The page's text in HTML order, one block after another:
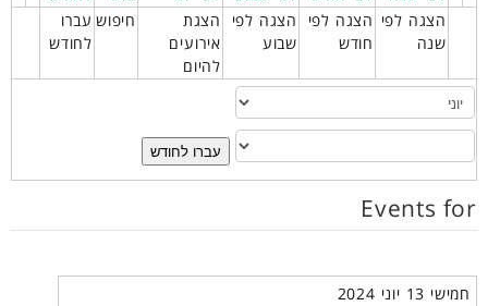
הצגה לפי
שנה
הצגה לפי
חודש
הצגה לפי
שבוע
הצגת
אירועים
להיום
חיפוש עברו
לחודש
עברו לחודש
Events for
חמישי 13 יוני 2024